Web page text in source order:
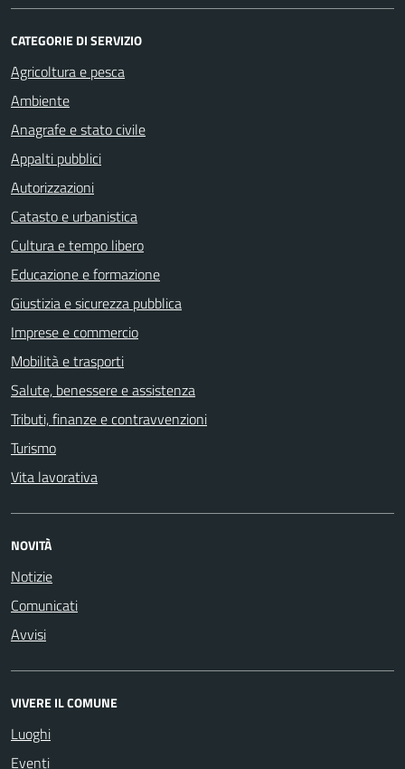
CATEGORIE DI SERVIZIO
Agricoltura e pesca
Ambiente
Anagrafe e stato civile
Appalti pubblici
Autorizzazioni
Catasto e urbanistica
Cultura e tempo libero
Educazione e formazione
Giustizia e sicurezza pubblica
Imprese e commercio
Mobilità e trasporti
Salute, benessere e assistenza
Tributi, finanze e contravvenzioni
Turismo
Vita lavorativa
NOVITÀ
Notizie
Comunicati
Avvisi
VIVERE IL COMUNE
Luoghi
Eventi